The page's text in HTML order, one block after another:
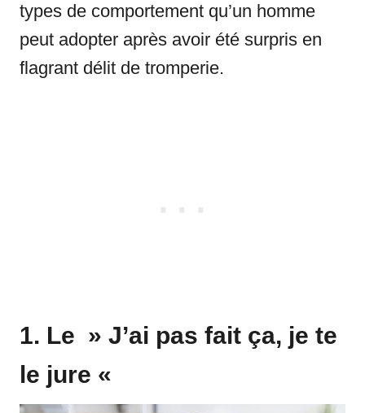
types de comportement qu’un homme
peut adopter après avoir été surpris en
flagrant délit de tromperie.
1. Le » J’ai pas fait ça, je te
le jure «